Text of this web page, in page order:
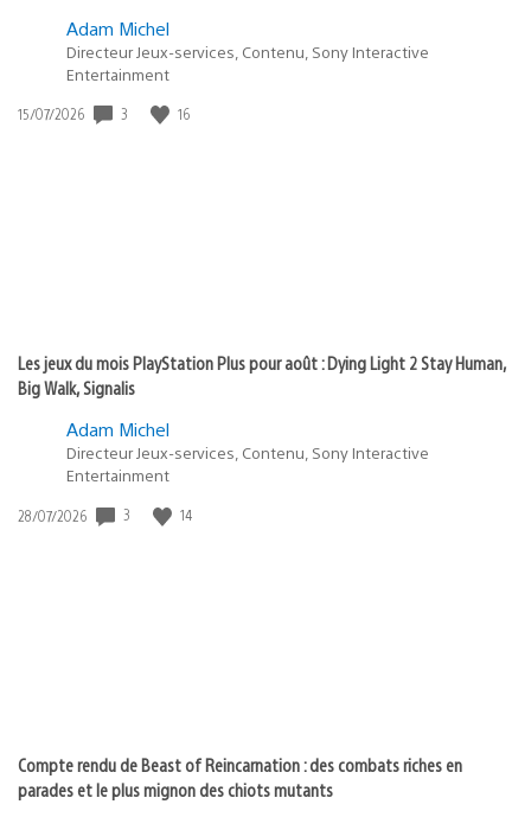
Adam Michel
Directeur Jeux-services, Contenu, Sony Interactive
Entertainment
Date
15/07/2026 3 16
Les jeux du mois PlayStation Plus pour août : Dying Light 2 Stay Human,
Big Walk, Signalis
Adam Michel
Directeur Jeux-services, Contenu, Sony Interactive
Entertainment
Date
28/07/2026 3 14
Compte rendu de Beast of Reincarnation : des combats riches en
parades et le plus mignon des chiots mutants